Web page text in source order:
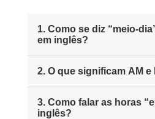
1. Como se diz “meio-
em inglês?
2. O que significam AM e
3. Como falar as horas
inglês?